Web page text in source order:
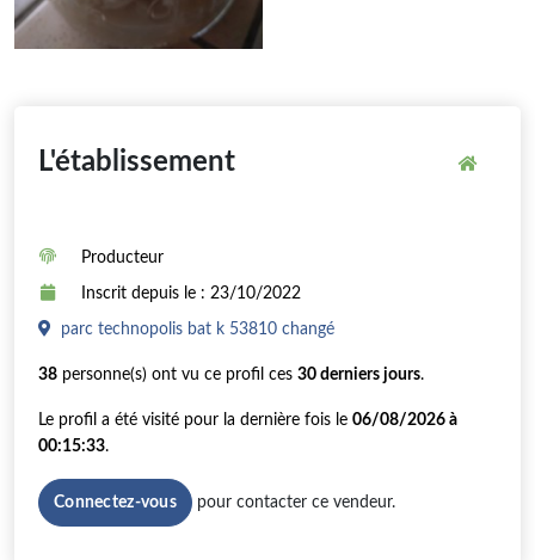
L'établissement
Producteur
Inscrit depuis le : 23/10/2022
parc technopolis bat k 53810 changé
38 personne(s) ont vu ce profil ces 30 derniers jours.
Le profil a été visité pour la dernière fois le 06/08/2026 à
00:15:33.
Connectez-vous pour contacter ce vendeur.